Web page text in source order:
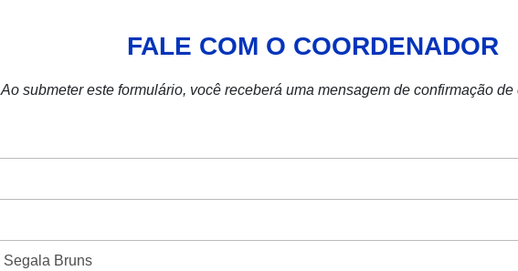
FALE COM O COORDENADOR
Ao submeter este formulário, você receberá uma mensagem de confirmação